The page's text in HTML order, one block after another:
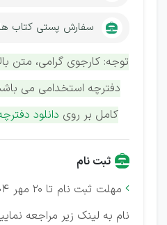
سفارش پستی کتاب
توجه: کارجوی گرامی، متن
دفترچه استخدامی می
کامل بر روی دانلود
ثبت نام

نام به لینک زیر مراجعه